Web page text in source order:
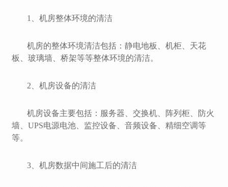
1、机房整体环境的清洁
机房的整体环境清洁包括：静电地板、机柜、天花
板、玻璃墙、桥架等等整体环境的清洁。
2、机房设备的清洁
机房设备主要包括：服务器、交换机、阵列柜、防火
墙、UPS电源电池、监控设备、音频设备、精细空调等
等。
3、机房数据中间施工后的清洁